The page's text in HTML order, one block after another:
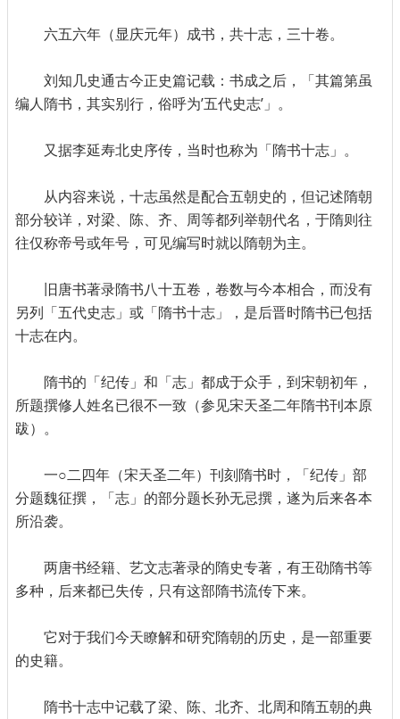
六五六年（显庆元年）成书，共十志，三十卷。
刘知几史通古今正史篇记载：书成之后，「其篇第虽
编人隋书，其实别行，俗呼为’五代史志’」。
又据李延寿北史序传，当时也称为「隋书十志」。
从内容来说，十志虽然是配合五朝史的，但记述隋朝
部分较详，对梁、陈、齐、周等都列举朝代名，于隋则往
往仅称帝号或年号，可见编写时就以隋朝为主。
旧唐书著录隋书八十五卷，卷数与今本相合，而没有
另列「五代史志」或「隋书十志」，是后晋时隋书已包括
十志在内。
隋书的「纪传」和「志」都成于众手，到宋朝初年，
所题撰修人姓名已很不一致（参见宋天圣二年隋书刊本原
跋）。
一○二四年（宋天圣二年）刊刻隋书时，「纪传」部
分题魏征撰，「志」的部分题长孙无忌撰，遂为后来各本
所沿袭。
两唐书经籍、艺文志著录的隋史专著，有王劭隋书等
多种，后来都已失传，只有这部隋书流传下来。
它对于我们今天瞭解和研究隋朝的历史，是一部重要
的史籍。
隋书十志中记载了梁、陈、北齐、北周和隋五朝的典